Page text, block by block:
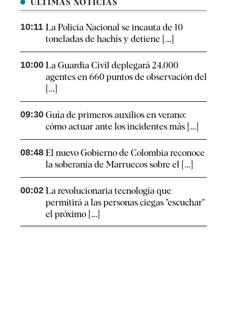
ÚLTIMAS NOTICIAS
10:11 La Policía Nacional se incauta de 10
toneladas de hachís y detiene [...]
10:00 La Guardia Civil deplegará 24.000
agentes en 660 puntos de observación del
[...]
09:30 Guía de primeros auxilios en verano:
cómo actuar ante los incidentes más [...]
08:48 El nuevo Gobierno de Colombia reconoce
la soberanía de Marruecos sobre el [...]
00:02 La revolucionaria tecnología que
permitirá a las personas ciegas "escuchar"
el próximo [...]